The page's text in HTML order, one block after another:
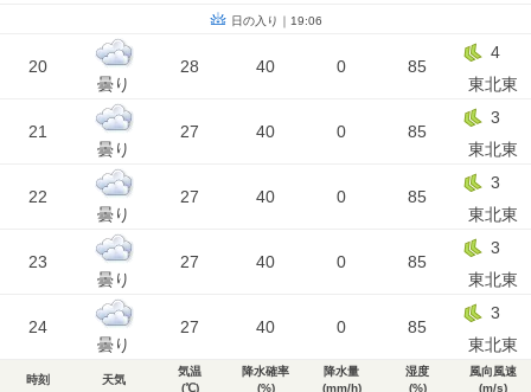
日の入り｜19:06
20
曇り
28 40 0 85
4
東北東
21
曇り
27 40 0 85
3
東北東
22
曇り
27 40 0 85
3
東北東
23
曇り
27 40 0 85
3
東北東
24
曇り
27 40 0 85
3
東北東
時刻 天気
気温
(℃)
降水確率
(%)
降水量
(mm/h)
湿度
(%)
風向風速
(m/s)